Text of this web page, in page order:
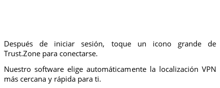
Después de iniciar sesión, toque un icono grande de
Trust.Zone para conectarse.
Nuestro software elige automáticamente la localización VPN
más cercana y rápida para ti.